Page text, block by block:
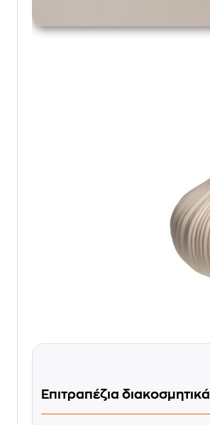
Επιτραπέζια διακοσμητικά